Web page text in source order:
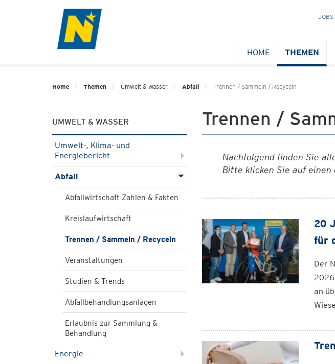
NAVIGATION
JOBS
HOME THEMEN
Home Themen Umwelt & Wasser Abfall Trennen / Sammeln / Recyceln
UMWELT & WASSER
Umwelt-, Klima- und
Energiebericht
Abfall
Abfallwirtschaft Zahlen & Fakten
Kreislaufwirtschaft
Trennen / Sammeln / Recyceln
Veranstaltungen
Studien & Trends
Abfallbehandlungsanlagen
Erlaubnis zur Sammlung &
Behandlung
Energie
Trennen /
Nachfolgend finden Sie
Bitte klicken Sie auf einen
20
für
Der
an